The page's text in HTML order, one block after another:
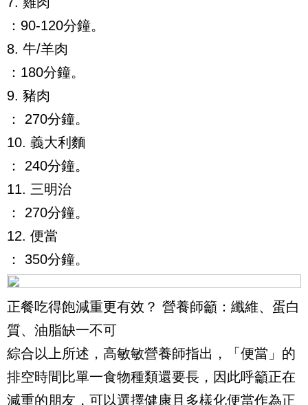
：90-120分鐘。
8. 牛/羊肉
：180分鐘。
9. 豬肉
： 270分鐘。
10. 義大利麵
： 240分鐘。
11. 三明治
： 270分鐘。
12. 便當
： 350分鐘。
正餐吃得飽減重更有效？ 營養師籲：纖維、蛋白
質、油脂缺一不可
綜合以上所述，高敏敏營養師指出，「便當」的
排空時間比單一食物種類還要長，因此呼籲正在
減重的朋友，可以選擇健康且多樣化便當作為正